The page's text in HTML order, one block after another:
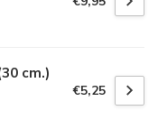
cm.)
€5,25